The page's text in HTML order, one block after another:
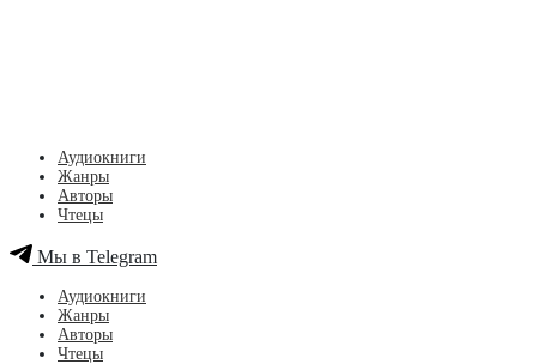
Аудиокниги
Жанры
Авторы
Чтецы
Мы в Telegram
Аудиокниги
Жанры
Авторы
Чтецы